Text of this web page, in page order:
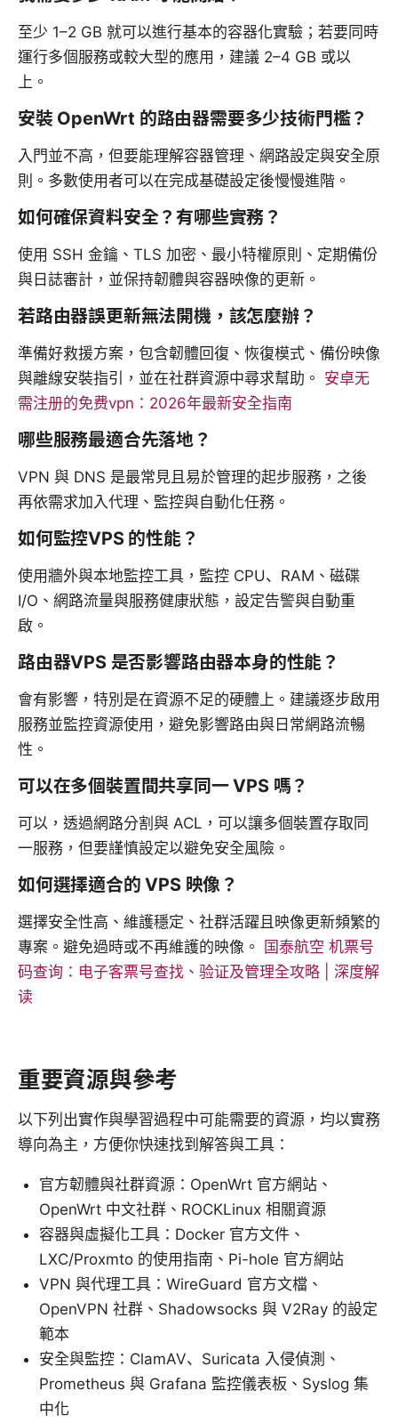
至少 1–2 GB 就可以進行基本的容器化實驗；若要同時
運行多個服務或較大型的應用，建議 2–4 GB 或以
上。
安裝 OpenWrt 的路由器需要多少技術門檻？
入門並不高，但要能理解容器管理、網路設定與安全原
則。多數使用者可以在完成基礎設定後慢慢進階。
如何確保資料安全？有哪些實務？
使用 SSH 金鑰、TLS 加密、最小特權原則、定期備份
與日誌審計，並保持韌體與容器映像的更新。
若路由器誤更新無法開機，該怎麼辦？
準備好救援方案，包含韌體回復、恢復模式、備份映像
與離線安裝指引，並在社群資源中尋求幫助。 安卓无
需注册的免费vpn：2026年最新安全指南
哪些服務最適合先落地？
VPN 與 DNS 是最常見且易於管理的起步服務，之後
再依需求加入代理、監控與自動化任務。
如何監控VPS 的性能？
使用牆外與本地監控工具，監控 CPU、RAM、磁碟
I/O、網路流量與服務健康狀態，設定告警與自動重
啟。
路由器VPS 是否影響路由器本身的性能？
會有影響，特別是在資源不足的硬體上。建議逐步啟用
服務並監控資源使用，避免影響路由與日常網路流暢
性。
可以在多個裝置間共享同一 VPS 嗎？
可以，透過網路分割與 ACL，可以讓多個裝置存取同
一服務，但要謹慎設定以避免安全風險。
如何選擇適合的 VPS 映像？
選擇安全性高、維護穩定、社群活躍且映像更新頻繁的
專案。避免過時或不再維護的映像。 国泰航空 机票号
码查询：电子客票号查找、验证及管理全攻略 | 深度解
读
重要資源與參考
以下列出實作與學習過程中可能需要的資源，均以實務
導向為主，方便你快速找到解答與工具：
官方韌體與社群資源：OpenWrt 官方網站、
OpenWrt 中文社群、ROCKLinux 相關資源
容器與虛擬化工具：Docker 官方文件、
LXC/Proxmto 的使用指南、Pi-hole 官方網站
VPN 與代理工具：WireGuard 官方文檔、
OpenVPN 社群、Shadowsocks 與 V2Ray 的設定
範本
安全與監控：ClamAV、Suricata 入侵偵測、
Prometheus 與 Grafana 監控儀表板、Syslog 集
中化